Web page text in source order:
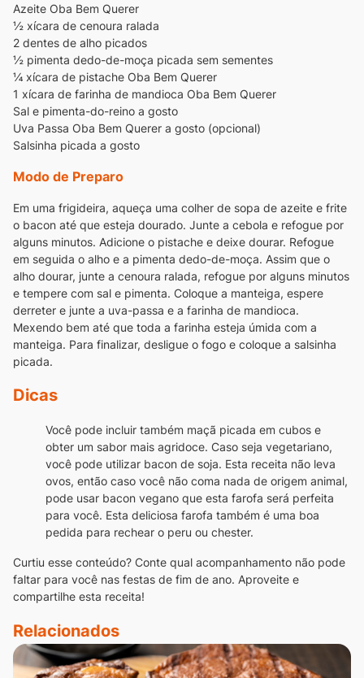
Azeite Oba Bem Querer
½ xícara de cenoura ralada
2 dentes de alho picados
½ pimenta dedo-de-moça picada sem sementes
¼ xícara de pistache Oba Bem Querer
1 xícara de farinha de mandioca Oba Bem Querer
Sal e pimenta-do-reino a gosto
Uva Passa Oba Bem Querer a gosto (opcional)
Salsinha picada a gosto
Modo de Preparo
Em uma frigideira, aqueça uma colher de sopa de azeite e frite
o bacon até que esteja dourado. Junte a cebola e refogue por
alguns minutos. Adicione o pistache e deixe dourar. Refogue
em seguida o alho e a pimenta dedo-de-moça. Assim que o
alho dourar, junte a cenoura ralada, refogue por alguns minutos
e tempere com sal e pimenta. Coloque a manteiga, espere
derreter e junte a uva-passa e a farinha de mandioca.
Mexendo bem até que toda a farinha esteja úmida com a
manteiga. Para finalizar, desligue o fogo e coloque a salsinha
picada.
Dicas
Você pode incluir também maçã picada em cubos e
obter um sabor mais agridoce. Caso seja vegetariano,
você pode utilizar bacon de soja. Esta receita não leva
ovos, então caso você não coma nada de origem animal,
pode usar bacon vegano que esta farofa será perfeita
para você. Esta deliciosa farofa também é uma boa
pedida para rechear o peru ou chester.
Curtiu esse conteúdo? Conte qual acompanhamento não pode
faltar para você nas festas de fim de ano. Aproveite e
compartilhe esta receita!
Relacionados